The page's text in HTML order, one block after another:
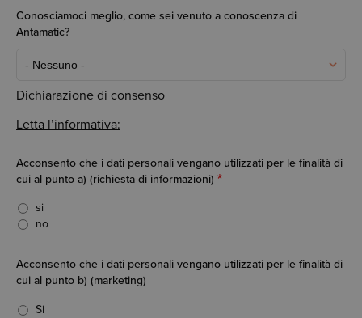
Conosciamoci meglio, come sei venuto a conoscenza di
Antamatic?
Conosciamoci meglio, come sei venuto a conoscenza di
Dichiarazione di consenso
Letta l’informativa:
Acconsento che i dati personali vengano utilizzati per le finalità di
cui al punto a) (richiesta di informazioni)
si
no
Acconsento che i dati personali vengano utilizzati per le finalità di
cui al punto b) (marketing)
Si